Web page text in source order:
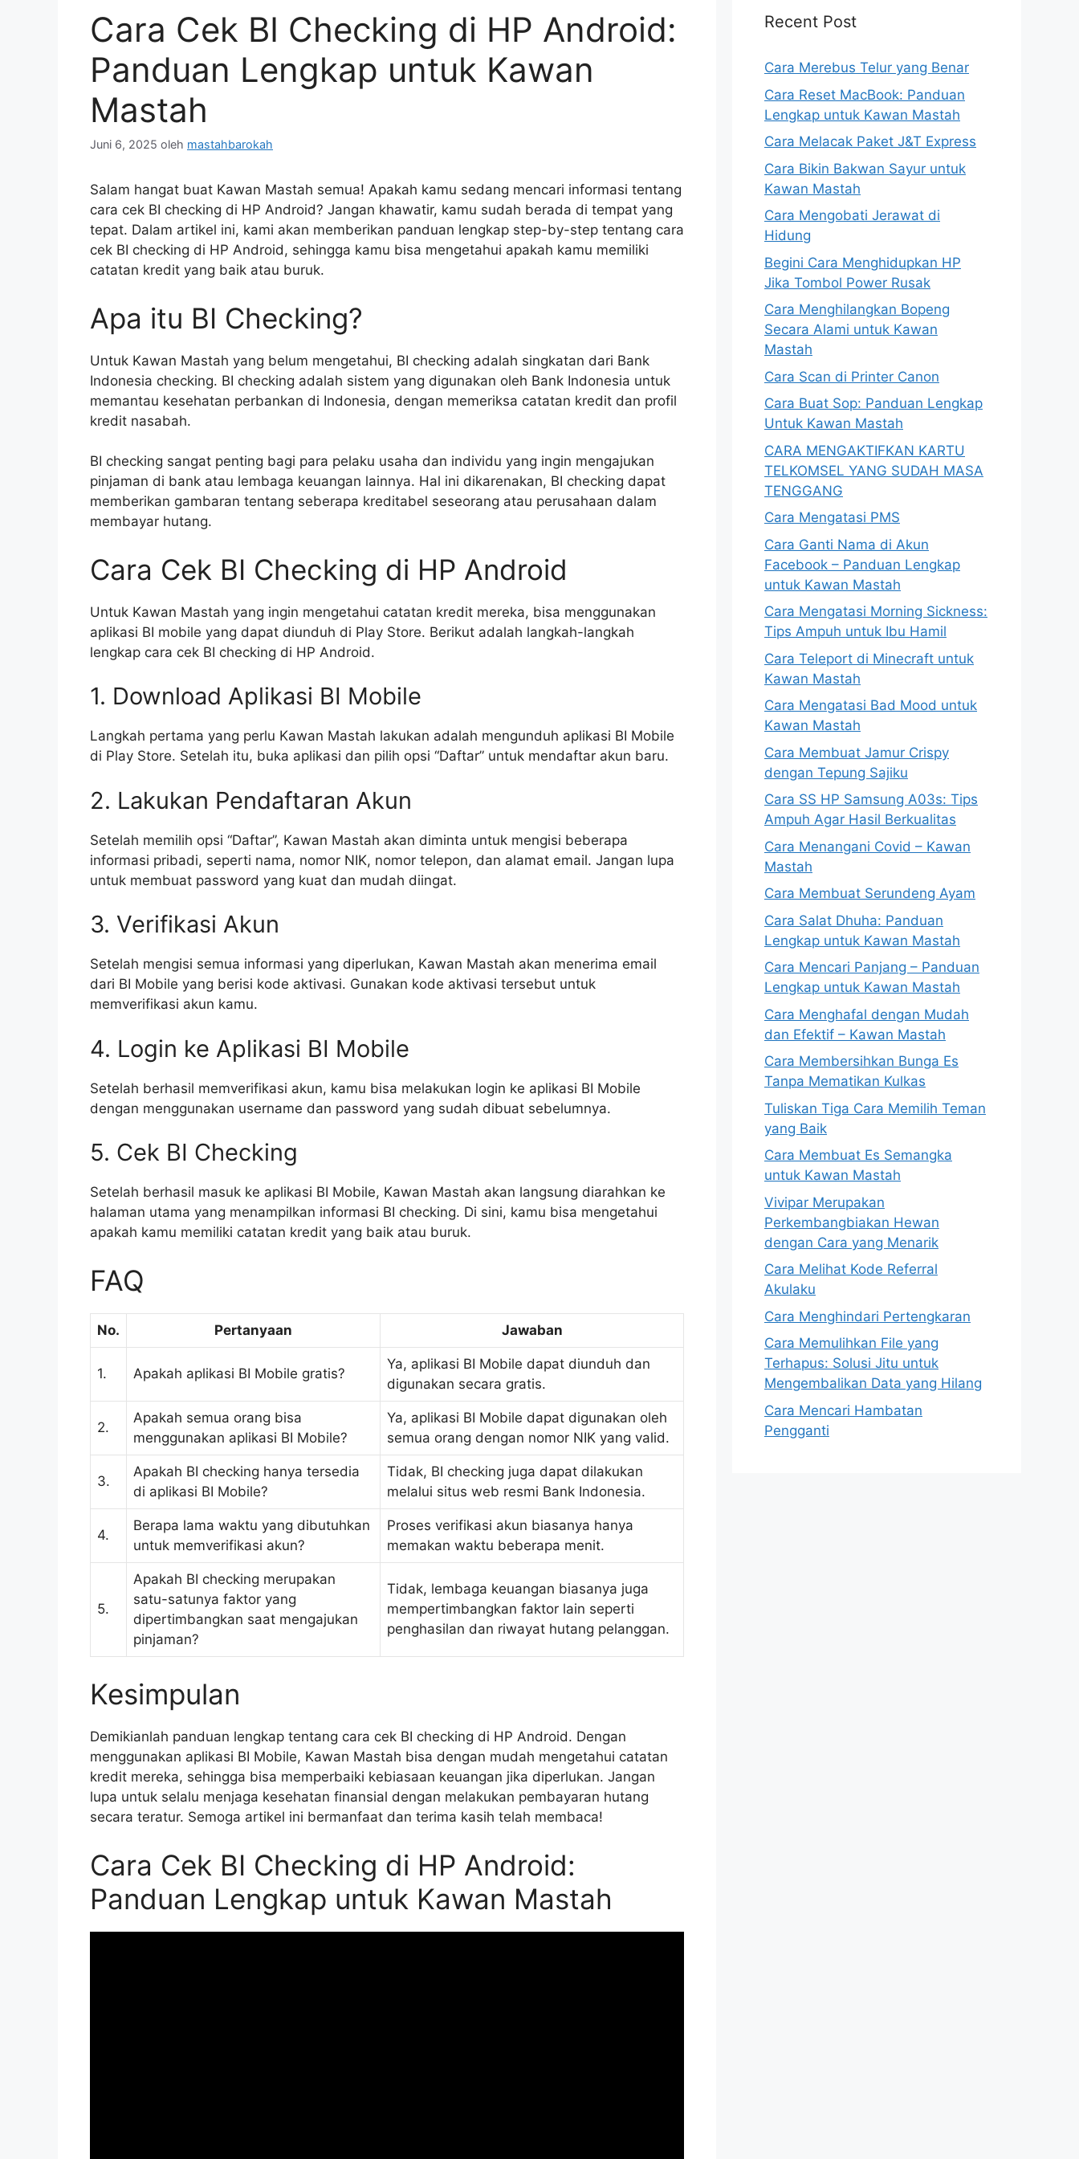
Cara Cek BI Checking di HP Android:
Panduan Lengkap untuk Kawan
Mastah
Juni 6, 2025 oleh mastahbarokah
Salam hangat buat Kawan Mastah semua! Apakah kamu sedang mencari informasi tentang
cara cek BI checking di HP Android? Jangan khawatir, kamu sudah berada di tempat yang
tepat. Dalam artikel ini, kami akan memberikan panduan lengkap step-by-step tentang cara
cek BI checking di HP Android, sehingga kamu bisa mengetahui apakah kamu memiliki
catatan kredit yang baik atau buruk.
Apa itu BI Checking?
Untuk Kawan Mastah yang belum mengetahui, BI checking adalah singkatan dari Bank
Indonesia checking. BI checking adalah sistem yang digunakan oleh Bank Indonesia untuk
memantau kesehatan perbankan di Indonesia, dengan memeriksa catatan kredit dan profil
kredit nasabah.
BI checking sangat penting bagi para pelaku usaha dan individu yang ingin mengajukan
pinjaman di bank atau lembaga keuangan lainnya. Hal ini dikarenakan, BI checking dapat
memberikan gambaran tentang seberapa kreditabel seseorang atau perusahaan dalam
membayar hutang.
Cara Cek BI Checking di HP Android
Untuk Kawan Mastah yang ingin mengetahui catatan kredit mereka, bisa menggunakan
aplikasi BI mobile yang dapat diunduh di Play Store. Berikut adalah langkah-langkah
lengkap cara cek BI checking di HP Android.
1. Download Aplikasi BI Mobile
Langkah pertama yang perlu Kawan Mastah lakukan adalah mengunduh aplikasi BI Mobile
di Play Store. Setelah itu, buka aplikasi dan pilih opsi “Daftar” untuk mendaftar akun baru.
2. Lakukan Pendaftaran Akun
Setelah memilih opsi “Daftar”, Kawan Mastah akan diminta untuk mengisi beberapa
informasi pribadi, seperti nama, nomor NIK, nomor telepon, dan alamat email. Jangan lupa
untuk membuat password yang kuat dan mudah diingat.
3. Verifikasi Akun
Setelah mengisi semua informasi yang diperlukan, Kawan Mastah akan menerima email
dari BI Mobile yang berisi kode aktivasi. Gunakan kode aktivasi tersebut untuk
memverifikasi akun kamu.
4. Login ke Aplikasi BI Mobile
Setelah berhasil memverifikasi akun, kamu bisa melakukan login ke aplikasi BI Mobile
dengan menggunakan username dan password yang sudah dibuat sebelumnya.
5. Cek BI Checking
Setelah berhasil masuk ke aplikasi BI Mobile, Kawan Mastah akan langsung diarahkan ke
halaman utama yang menampilkan informasi BI checking. Di sini, kamu bisa mengetahui
apakah kamu memiliki catatan kredit yang baik atau buruk.
FAQ
No. Pertanyaan Jawaban
1. Apakah aplikasi BI Mobile gratis?
Ya, aplikasi BI Mobile dapat diunduh dan
digunakan secara gratis.
2.
Apakah semua orang bisa
menggunakan aplikasi BI Mobile?
Ya, aplikasi BI Mobile dapat digunakan oleh
semua orang dengan nomor NIK yang valid.
3.
Apakah BI checking hanya tersedia
di aplikasi BI Mobile?
Tidak, BI checking juga dapat dilakukan
melalui situs web resmi Bank Indonesia.
4.
Berapa lama waktu yang dibutuhkan
untuk memverifikasi akun?
Proses verifikasi akun biasanya hanya
memakan waktu beberapa menit.
5.
Apakah BI checking merupakan
satu-satunya faktor yang
dipertimbangkan saat mengajukan
pinjaman?
Tidak, lembaga keuangan biasanya juga
mempertimbangkan faktor lain seperti
penghasilan dan riwayat hutang pelanggan.
Kesimpulan
Demikianlah panduan lengkap tentang cara cek BI checking di HP Android. Dengan
menggunakan aplikasi BI Mobile, Kawan Mastah bisa dengan mudah mengetahui catatan
kredit mereka, sehingga bisa memperbaiki kebiasaan keuangan jika diperlukan. Jangan
lupa untuk selalu menjaga kesehatan finansial dengan melakukan pembayaran hutang
secara teratur. Semoga artikel ini bermanfaat dan terima kasih telah membaca!
Cara Cek BI Checking di HP Android:
Panduan Lengkap untuk Kawan Mastah
Recent Post
Cara Merebus Telur yang Benar
Cara Reset MacBook: Panduan
Lengkap untuk Kawan Mastah
Cara Melacak Paket J&T Express
Cara Bikin Bakwan Sayur untuk
Kawan Mastah
Cara Mengobati Jerawat di
Hidung
Begini Cara Menghidupkan HP
Jika Tombol Power Rusak
Cara Menghilangkan Bopeng
Secara Alami untuk Kawan
Mastah
Cara Scan di Printer Canon
Cara Buat Sop: Panduan Lengkap
Untuk Kawan Mastah
CARA MENGAKTIFKAN KARTU
TELKOMSEL YANG SUDAH MASA
TENGGANG
Cara Mengatasi PMS
Cara Ganti Nama di Akun
Facebook – Panduan Lengkap
untuk Kawan Mastah
Cara Mengatasi Morning Sickness:
Tips Ampuh untuk Ibu Hamil
Cara Teleport di Minecraft untuk
Kawan Mastah
Cara Mengatasi Bad Mood untuk
Kawan Mastah
Cara Membuat Jamur Crispy
dengan Tepung Sajiku
Cara SS HP Samsung A03s: Tips
Ampuh Agar Hasil Berkualitas
Cara Menangani Covid – Kawan
Mastah
Cara Membuat Serundeng Ayam
Cara Salat Dhuha: Panduan
Lengkap untuk Kawan Mastah
Cara Mencari Panjang – Panduan
Lengkap untuk Kawan Mastah
Cara Menghafal dengan Mudah
dan Efektif – Kawan Mastah
Cara Membersihkan Bunga Es
Tanpa Mematikan Kulkas
Tuliskan Tiga Cara Memilih Teman
yang Baik
Cara Membuat Es Semangka
untuk Kawan Mastah
Vivipar Merupakan
Perkembangbiakan Hewan
dengan Cara yang Menarik
Cara Melihat Kode Referral
Akulaku
Cara Menghindari Pertengkaran
Cara Memulihkan File yang
Terhapus: Solusi Jitu untuk
Mengembalikan Data yang Hilang
Cara Mencari Hambatan
Pengganti